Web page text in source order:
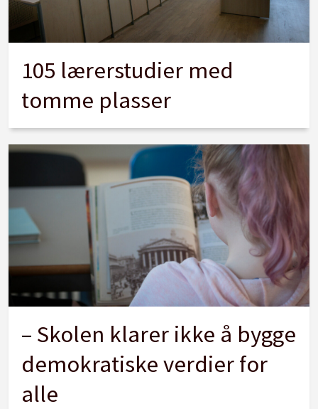
105 lærerstudier med
tomme plasser
– Skolen klarer ikke å bygge
demokratiske verdier for
alle